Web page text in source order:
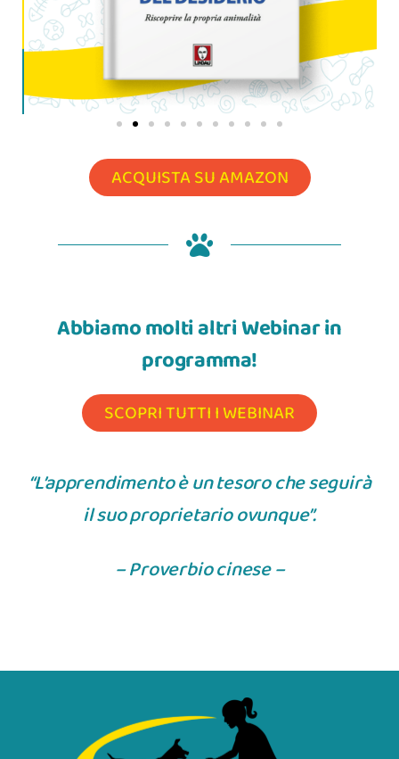
ACQUISTA SU AMAZON
Abbiamo molti altri Webinar in
programma!
SCOPRI TUTTI I WEBINAR
“L’apprendimento è un tesoro che seguirà
il suo proprietario ovunque”.
– Proverbio cinese –